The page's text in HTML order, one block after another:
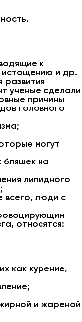
к
истощению и др.
развития
ученые сделали
причины
головного
могут
бляшек на
липидного
всего, люди с
относятся:
как курение,
и жареной